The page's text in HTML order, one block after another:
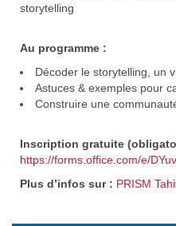
storytelling
Au programme :
Décoder le storytelling, un
Astuces & exemples pour
Construire une
Inscription gratuite
https://forms.office.com/e/
Plus d’infos sur : PRISM